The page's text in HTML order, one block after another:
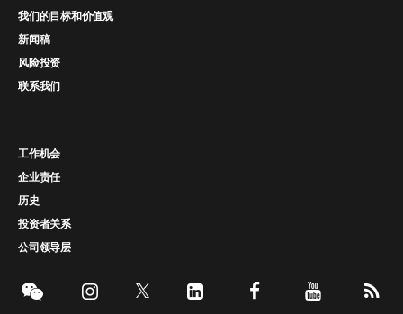
我们的目标和价值观
新闻稿
风险投资
联系我们
工作机会
企业责任
历史
投资者关系
公司领导层